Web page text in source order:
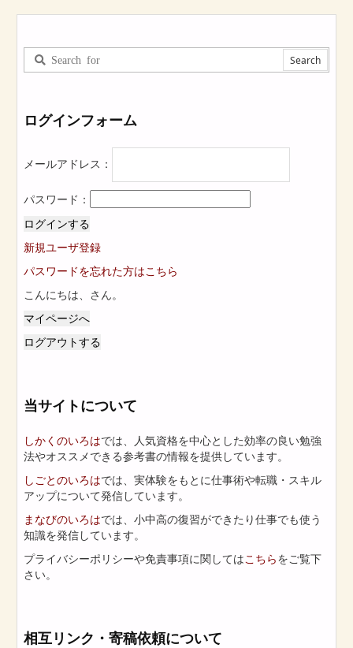
ログインフォーム
メールアドレス：
パスワード：
ログインする
新規ユーザ登録
パスワードを忘れた方はこちら
こんにちは、 さん。
マイページへ
ログアウトする
当サイトについて
しかくのいろはでは、人気資格を中心とした効率の良い勉強
法やオススメできる参考書の情報を提供しています。
しごとのいろはでは、実体験をもとに仕事術や転職・スキル
アップについて発信しています。
まなびのいろはでは、小中高の復習ができたり仕事でも使う
知識を発信しています。
プライバシーポリシーや免責事項に関してはこちらをご覧下
さい。
相互リンク・寄稿依頼について